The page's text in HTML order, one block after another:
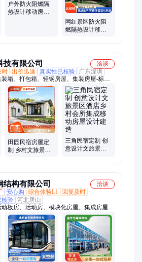
户外防火阻燃隔
热设计移动房屋
网红景区防火阻
燃隔热设计移动
技有限公司
洽谈
时 出价迅速 真实性已核验
广东深圳
箱、打包箱、轻钢房屋、集装房屋-标准
板房、住人集装箱、易拼箱、钢结构、轻
制系列、功能集装箱
田园民宿房屋定
制 乡村文旅景区
三角民宿定制 创
意设计文旅景区
结构有限公司
洽谈
安心购 综合体验L1
回复及时
核验 河北唐山
板房、活动房、模块化房屋、集成房屋、
箱、拓展箱房、打包箱